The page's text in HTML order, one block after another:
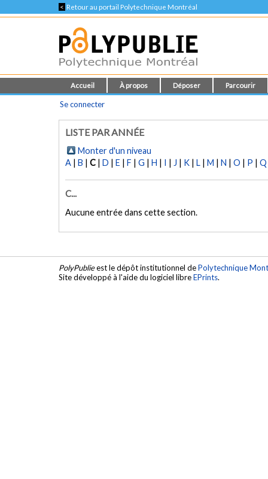
< Retour au portail Polytechnique Montréal
Accueil À propos Déposer Parcourir
Se connecter
LISTE PAR ANNÉE
Monter d'un niveau
A | B | C | D | E | F | G | H | I | J | K | L | M | N | O | P | Q
C...
Aucune entrée dans cette section.
PolyPublieest le dépôt institutionnel dePolytechnique
Site développé à l'aide du logiciel libreEPrints.